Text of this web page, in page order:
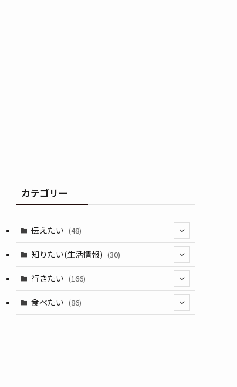
カテゴリー
伝えたい (48)
(44)
(1)
知りたい(生活情報) (30)
(10)
(11)
行きたい (166)
(18)
食べたい (86)